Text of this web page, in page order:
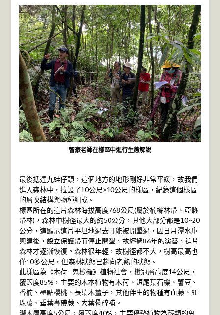
智豪老師在樣區中進行生態解說
最後抵達九蛙仔頭，這個地方的地形剛好非常平緩，故我們
進入森林中，拉設了10公尺×10公尺的樣區，紀錄這個樣區
的層次結構與物種組成。
樣區所在的這片森林海拔高度768公尺(屬於楠櫧林帶、亞熱
帶林)，森林中樹徑最大的約50公分，其他大部分都是10~20
公分，這顯示這片平坦地過去可能被開墾過，因日月潭水庫
興建後，設立保護帶而停止開墾，故經過86年的演替，這片
森林才逐漸恢復。森林很年輕，故樹徑都不大，樹高最高也
僅10多公尺，但森林狀態已趨向老熟的狀態。
此樣區為《木荷─鬼桫欏》植物社會，樹冠層高度14公尺，
覆蓋度85%，主要的木本植物有木荷、短尾葉石櫟、薯豆、
香楠、墨點櫻桃、長葉木薑子，其他伴生的物種有血藤、紅
珠藤、垂葉書帶蕨、大葉骨碎補。
灌木層高度5公尺，覆蓋度40%，主要優勢植物為蕨類的鬼